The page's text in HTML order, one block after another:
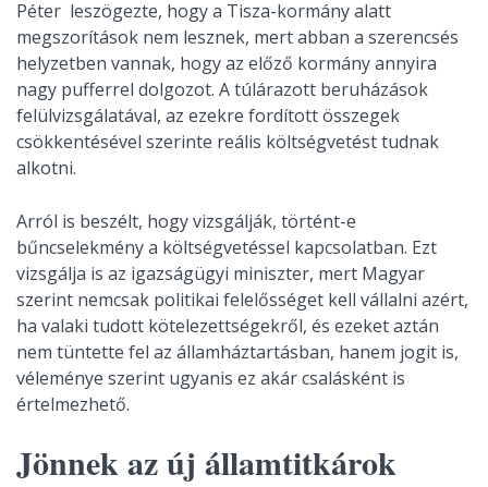
Péter leszögezte, hogy a Tisza-kormány alatt
megszorítások nem lesznek, mert abban a szerencsés
helyzetben vannak, hogy az előző kormány annyira
nagy pufferrel dolgozot. A túlárazott beruházások
felülvizsgálatával, az ezekre fordított összegek
csökkentésével szerinte reális költségvetést tudnak
alkotni.
Arról is beszélt, hogy vizsgálják, történt-e
bűncselekmény a költségvetéssel kapcsolatban. Ezt
vizsgálja is az igazságügyi miniszter, mert Magyar
szerint nemcsak politikai felelősséget kell vállalni azért,
ha valaki tudott kötelezettségekről, és ezeket aztán
nem tüntette fel az államháztartásban, hanem jogit is,
véleménye szerint ugyanis ez akár csalásként is
értelmezhető.
Jönnek az új államtitkárok